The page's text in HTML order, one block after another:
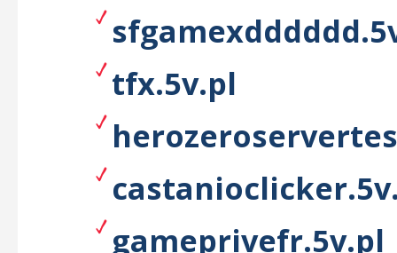
tfx.5v.pl
gameprivefr.5v.pl